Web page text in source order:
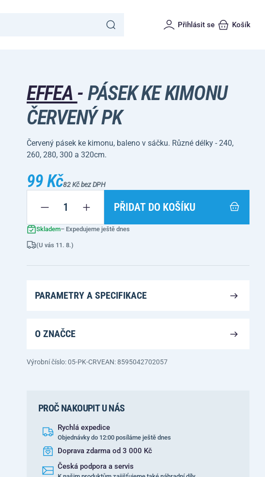
Přihlásit se Košík
EFFEA - PÁSEK KE KIMONU
ČERVENÝ PK
Červený pásek ke kimonu, baleno v sáčku. Různé délky - 240,
260, 280, 300 a 320cm.
99 Kč82 Kč bez DPH
PŘIDAT DO KOŠÍKU
Skladem– Expedujeme ještě dnes
(U vás 11. 8.)
PARAMETRY A SPECIFIKACE
O ZNAČCE
Výrobní číslo: 05-PK-CRVEAN: 8595042702057
PROČ NAKOUPIT U NÁS
Rychlá expedice
Objednávky do 12:00 posíláme ještě dnes
Doprava zdarma od 3 000 Kč
Česká podpora a servis